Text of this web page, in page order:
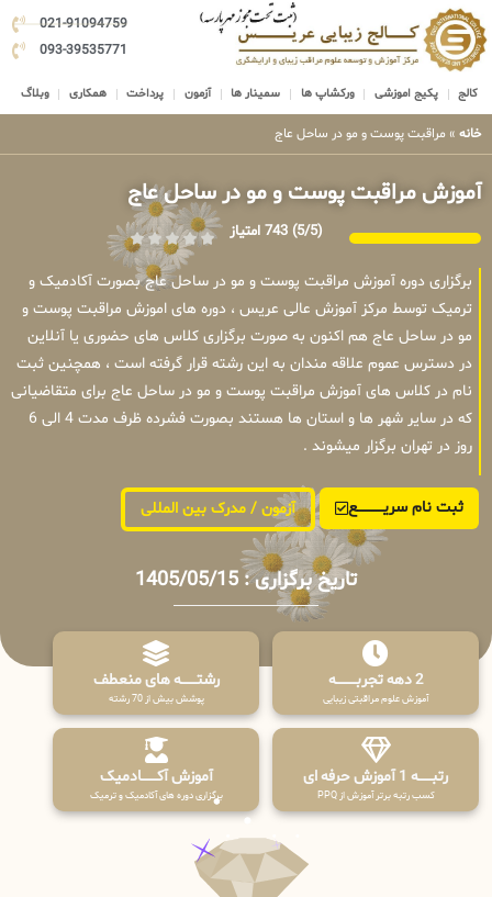
021-91094759
093-39535771
کالج پکیج اموزشی ورکشاپ ها سمینار ها آزمون پرداخت همکاری وبلاگ
خانه » مراقبت پوست و مو در ساحل عاج
آموزش مراقبت پوست و مو در ساحل عاج
(5/5) 743 امتیاز
برگزاری دوره آموزش مراقبت پوست و مو در ساحل عاج بصورت آکادمیک و
ترمیک توسط مرکز آموزش عالی عریس ، دوره های اموزش مراقبت پوست و
مو در ساحل عاج هم اکنون به صورت برگزاری کلاس های حضوری یا آنلاین
در دسترس عموم علاقه مندان به این رشته قرار گرفته است ، همچنین ثبت
نام در کلاس های آموزش مراقبت پوست و مو در ساحل عاج برای متقاضیانی
که در سایر شهر ها و استان ها هستند بصورت فشرده ظرف مدت 4 الی 6
روز در تهران برگزار میشوند .
ثبت نام سریــــــــــــع آزمون / مدرک بین المللی
تاریخ برگزاری : 1405/05/15
2 دهه تجربـــــــــه
آموزش علوم مراقبتی زیبایی
رشتـــــــه های منعطف
پوشش بیش از 70 رشته
رتبــــــه 1 آموزش حرفه ای
کسب رتبه برتر آموزش از PPQ
آموزش آکـــــــادمیک
برگزاری دوره های آکادمیک و ترمیک